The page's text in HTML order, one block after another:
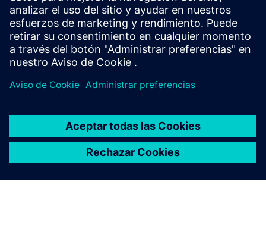
eficientes, transparentes y siempre listos para la auditoría.
El fl-elogbook se puede adaptar con precisión a las
necesidades de cada cliente.